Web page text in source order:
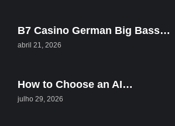
B7 Casino German Big Bass…
abril 21, 2026
How to Choose an AI…
julho 29, 2026